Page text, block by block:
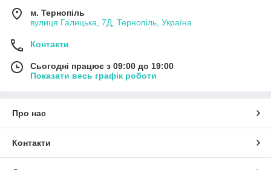
м. Тернопіль
вулиця Галицька, 7Д, Тернопіль, Україна
Контакти
Сьогодні працює з 09:00 до 19:00
Показати весь графік роботи
Про нас
Контакти